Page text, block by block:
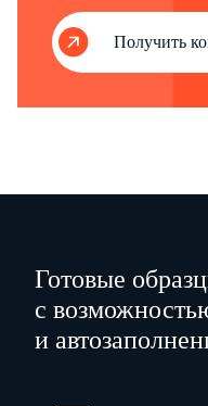
Получить
Готовые
с
и